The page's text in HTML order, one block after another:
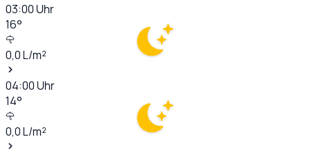
03:00Uhr
16°
0,0L/m²
04:00Uhr
14°
0,0L/m²